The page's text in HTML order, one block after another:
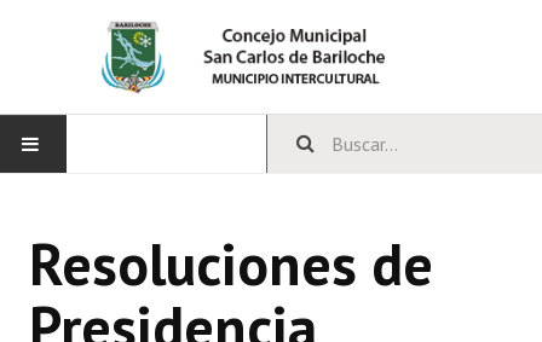
CONCEJO
Bloques Políticos
Resoluciones de
Presidencia